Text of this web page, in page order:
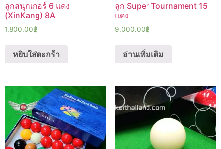
ลูกสนุกเกอร์ 6 แดง
(XinKang) 8A
1,800.00฿
หยิบใส่ตะกร้า
ลูก Super Tournament 15
แดง
9,000.00฿
อ่านเพิ่มเติม